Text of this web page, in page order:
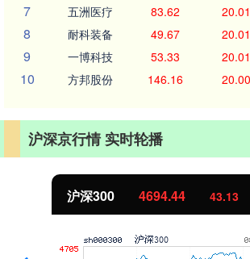
7 五洲医疗 83.62
8 耐科装备 49.67
9 一博科技 53.33
10 方邦股份 146.16
沪深京行情 实时轮播
北证50 1134.24 11.37